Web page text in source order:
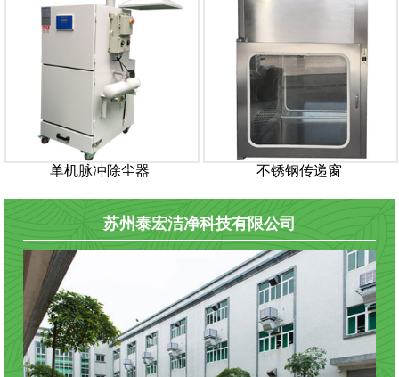
单机脉冲除尘器 不锈钢传递窗
苏州泰宏洁净科技有限公司